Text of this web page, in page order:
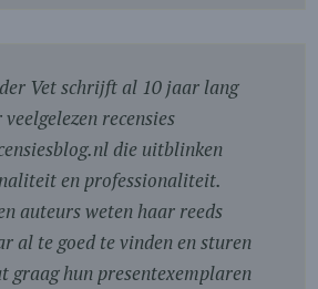
Vet schrijft al 10 jaar lang
recensies
die uitblinken
en professionaliteit.
auteurs weten haar reeds
al te goed te vinden en sturen
graag hun presentexemplaren